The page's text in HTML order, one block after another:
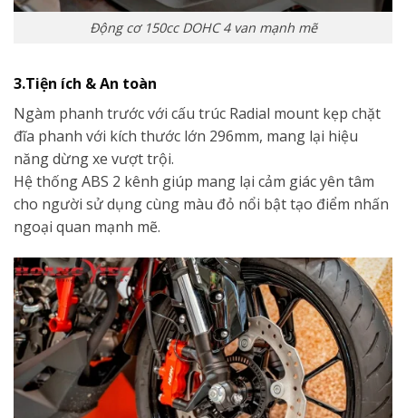
Động cơ 150cc DOHC 4 van mạnh mẽ
3.Tiện ích & An toàn
Ngàm phanh trước với cấu trúc Radial mount kẹp chặt
đĩa phanh với kích thước lớn 296mm, mang lại hiệu
năng dừng xe vượt trội.
Hệ thống ABS 2 kênh giúp mang lại cảm giác yên tâm
cho người sử dụng cùng màu đỏ nổi bật tạo điểm nhấn
ngoại quan mạnh mẽ.